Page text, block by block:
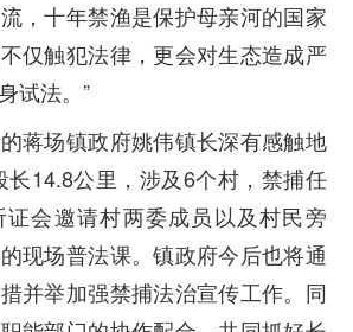
，十年禁渔是保护母亲河的国家
仅触犯法律，更会对生态造成严
试法。”
蒋场镇政府姚伟镇长深有感触地
长14.8公里，涉及6个村，禁捕任
会邀请村两委成员以及村民旁
现场普法课。镇政府今后也将通
并举加强禁捕法治宣传工作。同